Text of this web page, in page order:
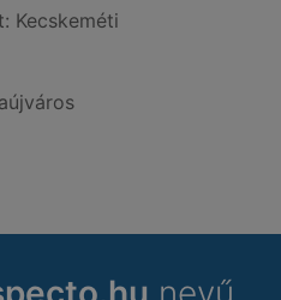
Kecskeméti